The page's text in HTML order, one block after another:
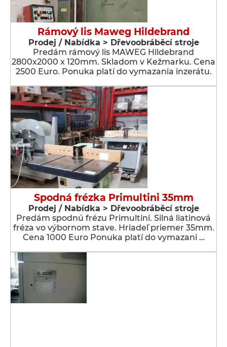
Rámový lis Maweg Hildebrand
Prodej / Nabídka > Dřevoobráběcí stroje
Predám rámový lis MAWEG Hildebrand
2800x2000 x 120mm. Skladom v Kežmarku. Cena
2500 Euro. Ponuka platí do vymazania inzerátu.
Spodná frézka Primultini 35mm
Prodej / Nabídka > Dřevoobráběcí stroje
Predám spodnú frézu Primultini. Silná liatinová
fréza vo výbornom stave. Hriadeľ priemer 35mm.
Cena 1000 Euro Ponuka platí do vymazani …